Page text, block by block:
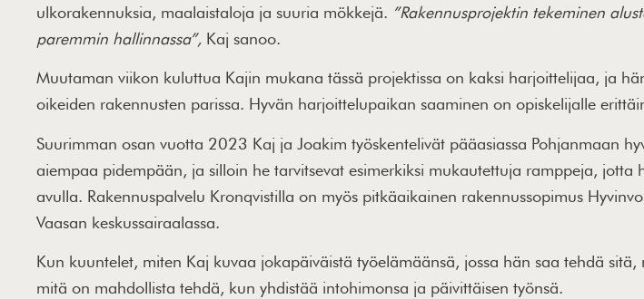
ulkorakennuksia, maalaistaloja ja suuria mökkejä. ”Rakennusprojektin tekeminen
paremmin hallinnassa”, Kaj sanoo.
Muutaman viikon kuluttua Kajin mukana tässä projektissa on kaksi harjoittelijaa, ja
oikeiden rakennusten parissa. Hyvän harjoittelupaikan saaminen on opiskelijalle
Suurimman osan vuotta 2023 Kaj ja Joakim työskentelivät pääasiassa Pohjanmaan
aiempaa pidempään, ja silloin he tarvitsevat esimerkiksi mukautettuja ramppeja,
avulla. Rakennuspalvelu Kronqvistilla on myös pitkäaikainen rakennussopimus
Vaasan keskussairaalassa.
Kun kuuntelet, miten Kaj kuvaa jokapäiväistä työelämäänsä, jossa hän saa tehdä
mitä on mahdollista tehdä, kun yhdistää intohimonsa ja päivittäisen työnsä.